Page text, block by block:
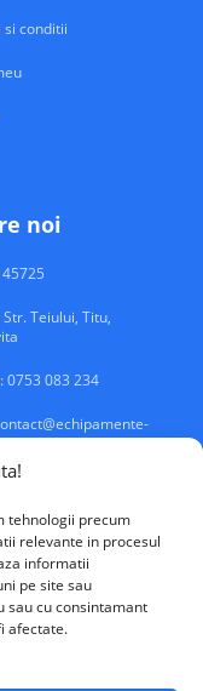
tehnologii precum
relevante in procesul
informatii
pe site sau
sau cu consintamant
afectate.
conditii
noi
Str. Teiului, Titu,
: 0753 083 234
© 2026